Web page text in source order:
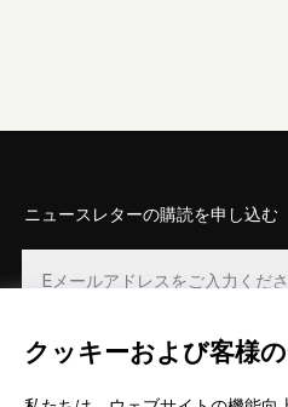
クッキーおよび客様
ニュースレターの購読を申し込む
登録